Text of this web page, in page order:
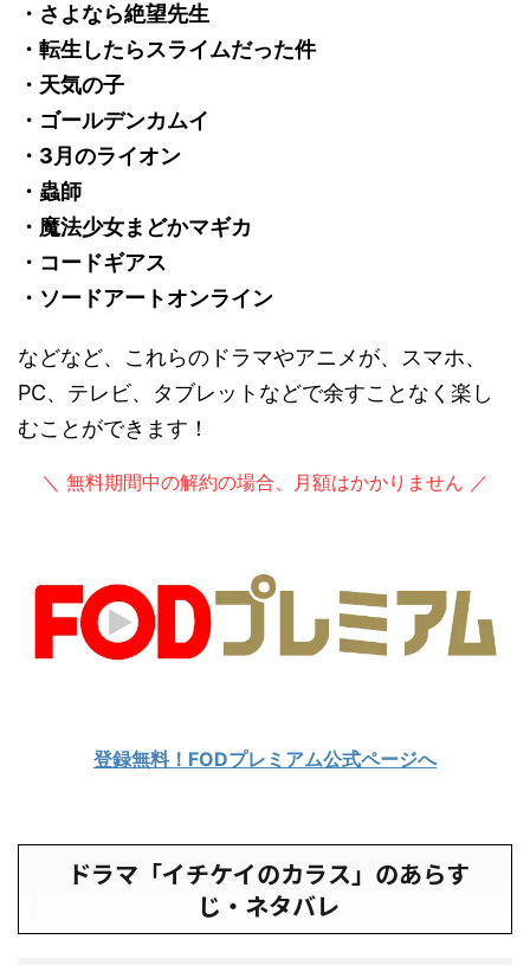
・さよなら絶望先生
・転生したらスライムだった件
・天気の子
・ゴールデンカムイ
・3月のライオン
・蟲師
・魔法少女まどかマギカ
・コードギアス
・ソードアートオンライン
などなど、これらのドラマやアニメが、スマホ、
PC、テレビ、タブレットなどで余すことなく楽し
むことができます！
＼ 無料期間中の解約の場合、月額はかかりません ／
登録無料！FODプレミアム公式ページへ
ドラマ「イチケイのカラス」のあらす
じ・ネタバレ